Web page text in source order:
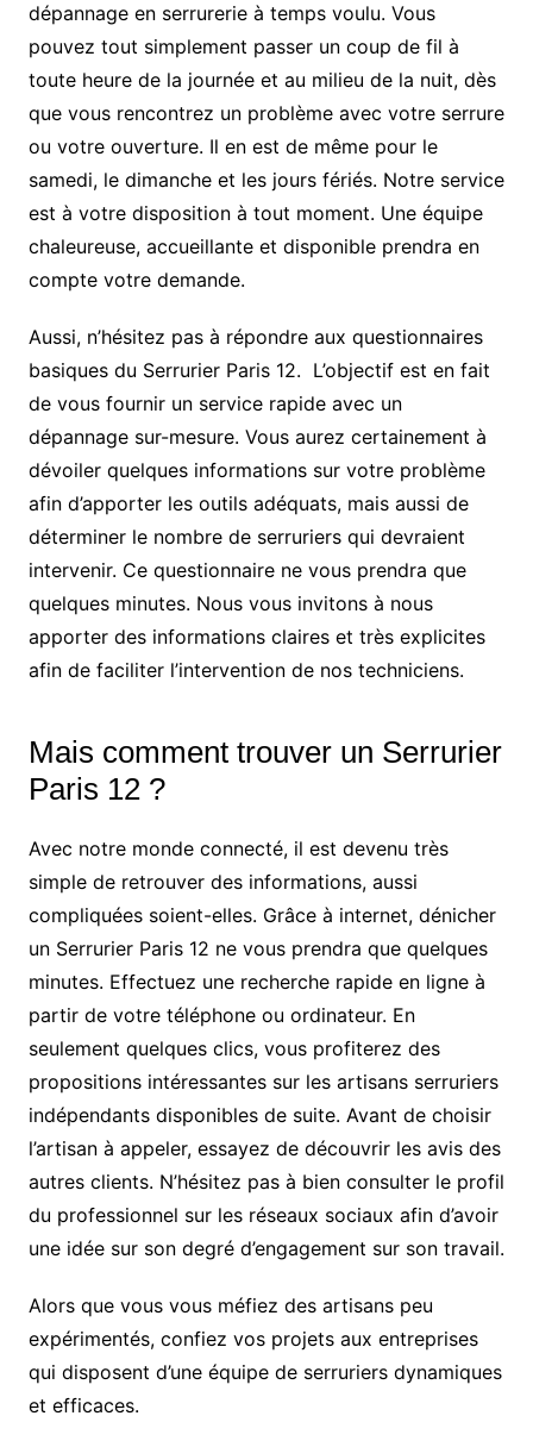
dépannage en serrurerie à temps voulu. Vous
pouvez tout simplement passer un coup de fil à
toute heure de la journée et au milieu de la nuit, dès
que vous rencontrez un problème avec votre serrure
ou votre ouverture. Il en est de même pour le
samedi, le dimanche et les jours fériés. Notre service
est à votre disposition à tout moment. Une équipe
chaleureuse, accueillante et disponible prendra en
compte votre demande.
Aussi, n’hésitez pas à répondre aux questionnaires
basiques du Serrurier Paris 12. L’objectif est en fait
de vous fournir un service rapide avec un
dépannage sur-mesure. Vous aurez certainement à
dévoiler quelques informations sur votre problème
afin d’apporter les outils adéquats, mais aussi de
déterminer le nombre de serruriers qui devraient
intervenir. Ce questionnaire ne vous prendra que
quelques minutes. Nous vous invitons à nous
apporter des informations claires et très explicites
afin de faciliter l’intervention de nos techniciens.
Mais comment trouver un Serrurier
Paris 12 ?
Avec notre monde connecté, il est devenu très
simple de retrouver des informations, aussi
compliquées soient-elles. Grâce à internet, dénicher
un Serrurier Paris 12 ne vous prendra que quelques
minutes. Effectuez une recherche rapide en ligne à
partir de votre téléphone ou ordinateur. En
seulement quelques clics, vous profiterez des
propositions intéressantes sur les artisans serruriers
indépendants disponibles de suite. Avant de choisir
l’artisan à appeler, essayez de découvrir les avis des
autres clients. N’hésitez pas à bien consulter le profil
du professionnel sur les réseaux sociaux afin d’avoir
une idée sur son degré d’engagement sur son travail.
Alors que vous vous méfiez des artisans peu
expérimentés, confiez vos projets aux entreprises
qui disposent d’une équipe de serruriers dynamiques
et efficaces.